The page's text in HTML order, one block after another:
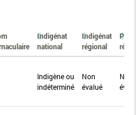
Indigénat
national
Indigénat
régional
Indigène ou
indéterminé
Non
évalué
Non